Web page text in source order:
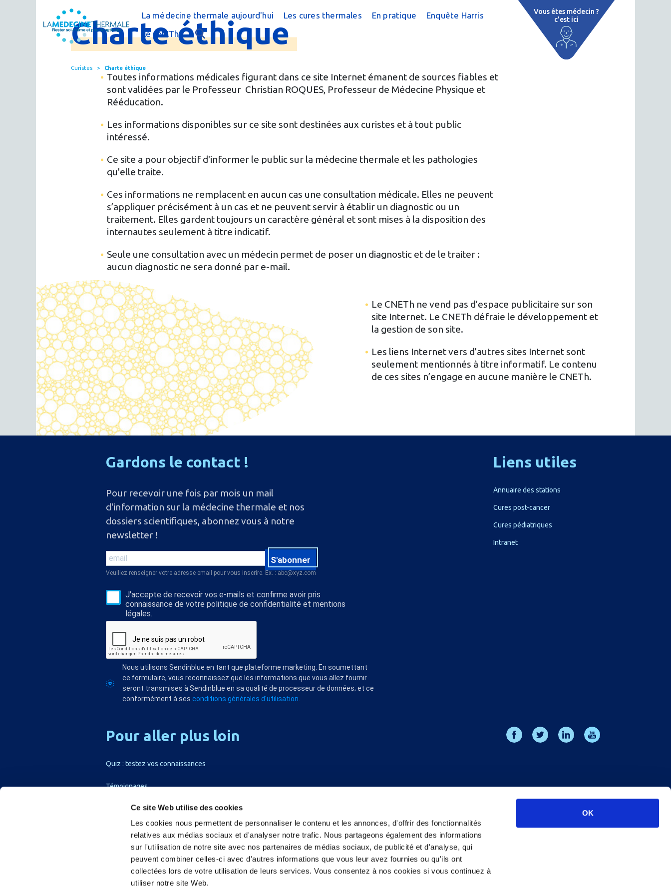
Ce site Web utilise des cookies
Les cookies nous permettent de personnaliser le contenu et les annonces, d'offrir des fonctionnalités
relatives aux médias sociaux et d'analyser notre trafic. Nous partageons également des informations
sur l'utilisation de notre site avec nos partenaires de médias sociaux, de publicité et d'analyse, qui
peuvent combiner celles-ci avec d'autres informations que vous leur avez fournies ou qu'ils ont
collectées lors de votre utilisation de leurs services. Vous consentez à nos cookies si vous continuez à
utiliser notre site Web.
OK
La médecine thermale aujourd'hui
C'est quoi la médecine thermale ?
Le thermalisme en chiffres
FAQ : questions fréquentes
Thermes & Vous, le magazine
La médecine thermale
Les cures thermales
Cures conventionnées
Cures post cancer
En pratique
Annuaire des stations thermales
Bénéficier d'une cure thermale
Le Remboursement
Préparer la cure thermale
Enquête Harris
Le CNETh
Qui sommes-nous ?
Actualités
Publications
Vous êtes médecin ?
c'est ici
Curistes Charte éthique
Charteéthique
Toutes informations médicales figurant dans ce site Internet émanent de sources fiables et
sont validées par le Professeur Christian ROQUES, Professeur de Médecine Physique et
Rééducation.
Les informations disponibles sur ce site sont destinées aux curistes et à tout public
intéressé.
Ce site a pour objectif d'informer le public sur la médecine thermale et les pathologies
qu'elle traite.
Ces informations ne remplacent en aucun cas une consultation médicale. Elles ne peuvent
s’appliquer précisément à un cas et ne peuvent servir à établir un diagnostic ou un
traitement. Elles gardent toujours un caractère général et sont mises à la disposition des
internautes seulement à titre indicatif.
Seule une consultation avec un médecin permet de poser un diagnostic et de le traiter :
aucun diagnostic ne sera donné par e-mail.
Le CNETh ne vend pas d’espace publicitaire sur son
site Internet. Le CNETh défraie le développement et
la gestion de son site.
Les liens Internet vers d’autres sites Internet sont
seulement mentionnés à titre informatif. Le contenu
de ces sites n’engage en aucune manière le CNETh.
Gardons le contact !
Pour recevoir une fois par mois un mail
d'information sur la médecine thermale et nos
dossiers scientiﬁques, abonnez vous à notre
newsletter !
S'abonner
Veuillez renseigner votre adresse email pour vous inscrire. Ex. : abc@xyz.com
J'accepte de recevoir vos e-mails et confirme avoir pris
connaissance de votre politique de confidentialité et mentions
légales.
Nous utilisons Sendinblue en tant que plateforme marketing. En soumettant
ce formulaire, vous reconnaissez que les informations que vous allez fournir
seront transmises à Sendinblue en sa qualité de processeur de données; et ce
conformément à sesconditions générales d'utilisation
Liens utiles
Annuaire des stations
Cures post-cancer
Cures pédiatriques
Intranet
Pour aller plus loin
Quiz : testez vos connaissances
Témoignages